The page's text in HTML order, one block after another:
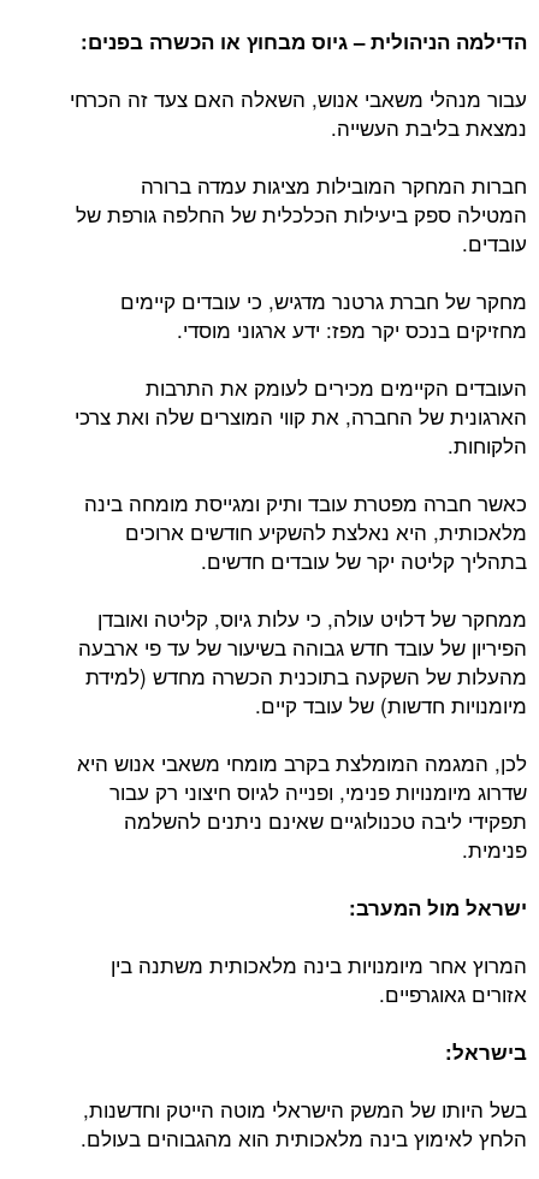
הדילמה הניהולית – גיוס מבחוץ או הכשרה בפנים:
עבור מנהלי משאבי אנוש, השאלה האם צעד זה הכרחי
נמצאת בליבת העשייה.
חברות המחקר המובילות מציגות עמדה ברורה
המטילה ספק ביעילות הכלכלית של החלפה גורפת של
עובדים.
מחקר של חברת גרטנר מדגיש, כי עובדים קיימים
מחזיקים בנכס יקר מפז: ידע ארגוני מוסדי.
העובדים הקיימים מכירים לעומק את התרבות
הארגונית של החברה, את קווי המוצרים שלה ואת צרכי
הלקוחות.
כאשר חברה מפטרת עובד ותיק ומגייסת מומחה בינה
מלאכותית, היא נאלצת להשקיע חודשים ארוכים
בתהליך קליטה יקר של עובדים חדשים.
ממחקר של דלויט עולה, כי עלות גיוס, קליטה ואובדן
הפיריון של עובד חדש גבוהה בשיעור של עד פי ארבעה
מהעלות של השקעה בתוכנית הכשרה מחדש (למידת
מיומנויות חדשות) של עובד קיים.
לכן, המגמה המומלצת בקרב מומחי משאבי אנוש היא
שדרוג מיומנויות פנימי, ופנייה לגיוס חיצוני רק עבור
תפקידי ליבה טכנולוגיים שאינם ניתנים להשלמה
פנימית.
ישראל מול המערב:
המרוץ אחר מיומנויות בינה מלאכותית משתנה בין
אזורים גאוגרפיים.
בישראל:
בשל היותו של המשק הישראלי מוטה הייטק וחדשנות,
הלחץ לאימוץ בינה מלאכותית הוא מהגבוהים בעולם.